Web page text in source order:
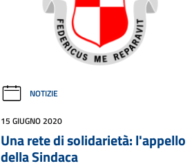
NOTIZIE
15 GIUGNO 2020
Una rete di solidarietà: l'appello
della Sindaca